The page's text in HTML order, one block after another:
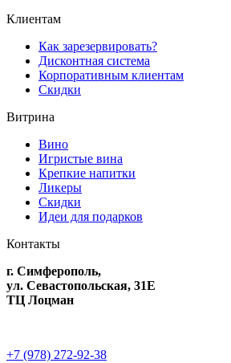
Клиентам
Как зарезервировать?
Дисконтная система
Корпоративным клиентам
Скидки
Витрина
Вино
Игристые вина
Крепкие напитки
Ликеры
Скидки
Идеи для подарков
Контакты
г. Симферополь,
ул. Севастопольская, 31Е
ТЦ Лоцман
+7 (978) 272-92-38